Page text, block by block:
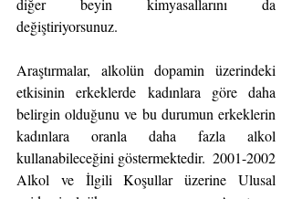
diğer beyin kimyasallarını da
değiştiriyorsunuz.
Araştırmalar, alkolün dopamin üzerindeki
etkisinin erkeklerde kadınlara göre daha
belirgin olduğunu ve bu durumun erkeklerin
kadınlara oranla daha fazla alkol
kullanabileceğini göstermektedir.  2001-2002
Alkol ve İlgili Koşullar üzerine Ulusal